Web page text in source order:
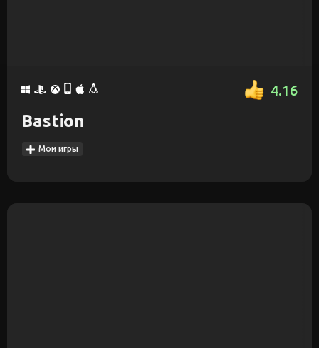
4.16
Bastion
Мои игры